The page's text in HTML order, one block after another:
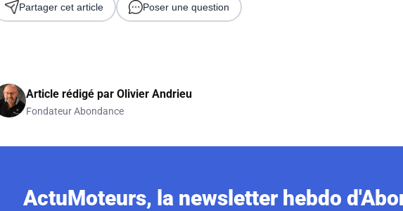
Partager cet article Poser une question
Article rédigé par Olivier Andrieu
Fondateur Abondance
ActuMoteurs, la newsletter hebdo